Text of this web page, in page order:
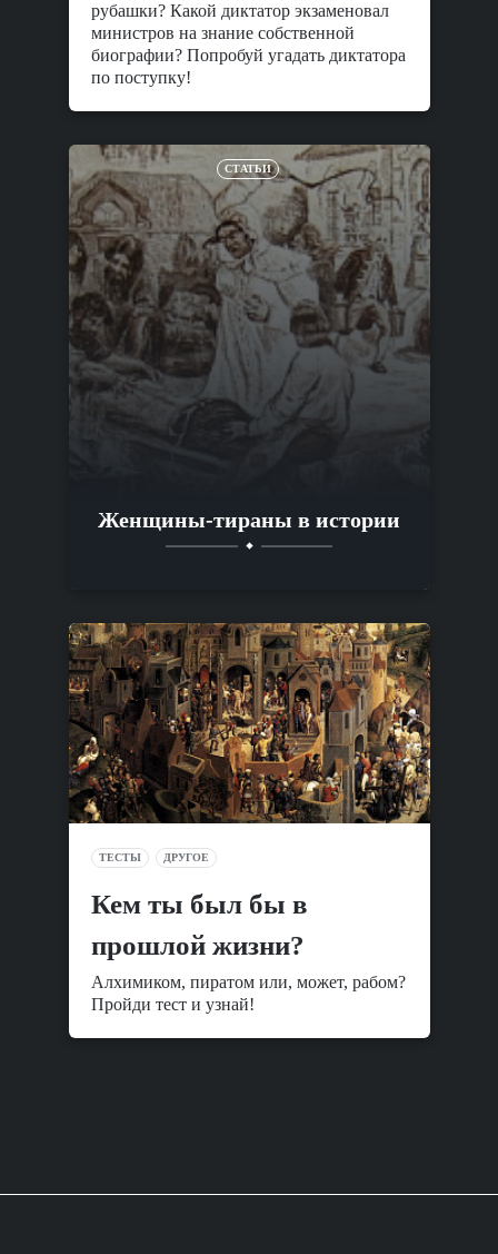
рубашки? Какой диктатор экзаменовал
министров на знание собственной
биографии? Попробуй угадать диктатора
по поступку!
СТАТЬИ
Женщины-тираны в истории
ТЕСТЫ ДРУГОЕ
Кем ты был бы в
прошлой жизни?
Алхимиком, пиратом или, может, рабом?
Пройди тест и узнай!